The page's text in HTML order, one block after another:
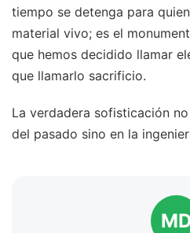
tiempo se detenga para
material vivo; es el
que hemos decidido llamar
que llamarlo sacrificio.
La verdadera sofisticación
del pasado sino en la